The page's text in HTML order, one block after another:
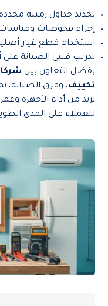
تحديد جداول زمنية
إجراء فحوصات وقياسات
استخدام قطع غيار
تدريب فنيي الصيانة على
بفضل التعاون بين
تكييف، وفرق الصيانة،
يزيد من أداء الأجهزة
للعملاء على المدى